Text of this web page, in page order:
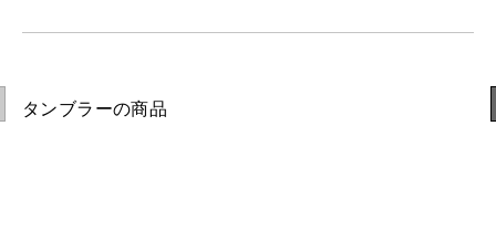
タンブラーの商品